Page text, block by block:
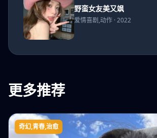
野蛮
女友
美又
飒
野蛮女友美又飒
爱情喜剧,动作 · 2022
更多推荐
再会19岁
奇幻,青春,治愈